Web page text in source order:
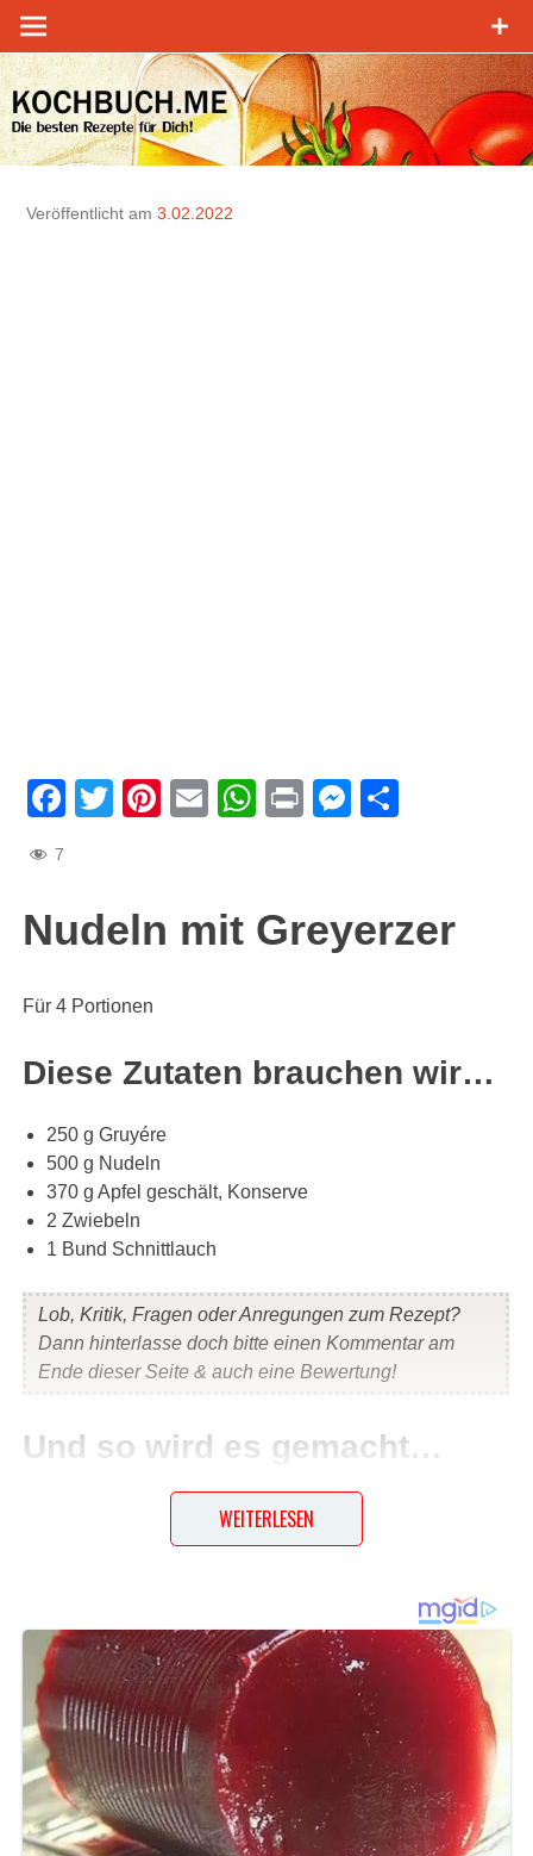
Zum
Inhalt
springen
Veröffentlicht am 3.02.2022
Facebook
TwitterPinterest
EmailWhatsApp
Print
7
Nudeln mit Greyerzer
Für 4 Portionen
Diese Zutaten brauchen wir…
250 g Gruyére
500 g Nudeln
370 g Apfel geschält, Konserve
2 Zwiebeln
1 Bund Schnittlauch
Lob, Kritik, Fragen oder Anregungen zum Rezept?
Dann hinterlasse doch bitte einen Kommentar am
Ende dieser Seite & auch eine Bewertung!
Und so wird es gemacht…
Nudeln in Salzwasser bissfest kochen. Zwiebeln
goldbraun rösten. Greyerzer raspeln und unter die Nudeln
Apfelkompott im Topf aufwärmen und dazu servieren.
WEITERLESEN